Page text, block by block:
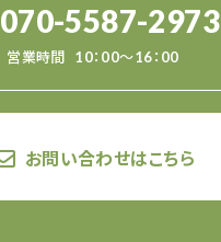
070-5587-2973
営業時間 10：00～16：00
お問い合わせはこちら